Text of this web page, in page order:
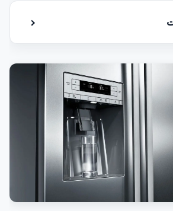
إظهار أو
صيانة ثلاجة بوش في أم القيوين؟
في أم القيوين
ثلاجات بوش بأم القيوين
بوش بأم القيوين
تكيفات بوش في أم القيوين
صيانة ثلاجات بوش في أم